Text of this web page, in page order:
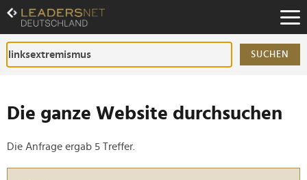
Zum
Inhalt
Zur
Fußzeilen-
Navigation
SUCHEN
Die ganze Website durchsuchen
Die Anfrage ergab 5 Treffer.